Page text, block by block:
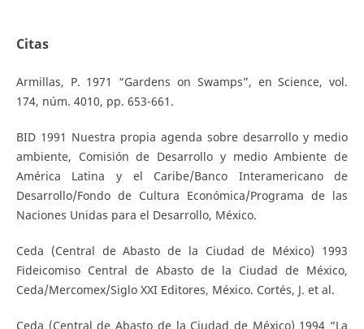
Citas
Armillas, P. 1971 “Gardens on Swamps”, en Science, vol.
174, núm. 4010, pp. 653-661.
BID 1991 Nuestra propia agenda sobre desarrollo y medio
ambiente, Comisión de Desarrollo y medio Ambiente de
América Latina y el Caribe/Banco Interamericano de
Desarrollo/Fondo de Cultura Económica/Programa de las
Naciones Unidas para el Desarrollo, México.
Ceda (Central de Abasto de la Ciudad de México) 1993
Fideicomiso Central de Abasto de la Ciudad de México,
Ceda/Mercomex/Siglo XXI Editores, México. Cortés, J. et al.
Ceda (Central de Abasto de la Ciudad de México) 1994 “La